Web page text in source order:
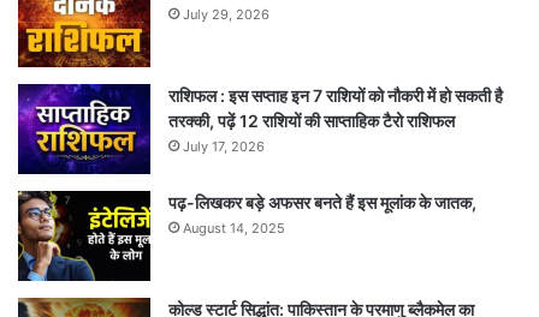
July 29, 2026
राशिफल : इस सप्ताह इन 7 राशियों को नौकरी में हो सकती है
तरक्की, पढ़ें 12 राशियों की साप्ताहिक टैरो राशिफल
July 17, 2026
पढ़-लिखकर बड़े अफसर बनते हैं इस मूलांक के जातक,
August 14, 2025
कोल्ड स्टार्ट सिद्धांत: पाकिस्तान के परमाणु ब्लैकमेल का